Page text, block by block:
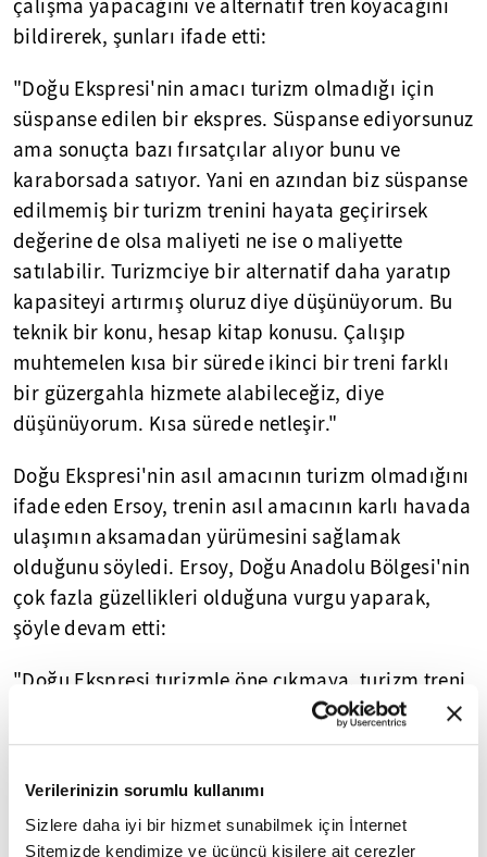
Verilerinizin sorumlu kullanımı
Sizlere daha iyi bir hizmet sunabilmek için İnternet
Sitemizde kendimize ve üçüncü kişilere ait çerezler
çalışma yapacağını ve alternatif tren koyacağını
bildirerek, şunları ifade etti:
"Doğu Ekspresi'nin amacı turizm olmadığı için
süspanse edilen bir ekspres. Süspanse ediyorsunuz
ama sonuçta bazı fırsatçılar alıyor bunu ve
karaborsada satıyor. Yani en azından biz süspanse
edilmemiş bir turizm trenini hayata geçirirsek
değerine de olsa maliyeti ne ise o maliyette
satılabilir. Turizmciye bir alternatif daha yaratıp
kapasiteyi artırmış oluruz diye düşünüyorum. Bu
teknik bir konu, hesap kitap konusu. Çalışıp
muhtemelen kısa bir sürede ikinci bir treni farklı
bir güzergahla hizmete alabileceğiz, diye
düşünüyorum. Kısa sürede netleşir."
Doğu Ekspresi'nin asıl amacının turizm olmadığını
ifade eden Ersoy, trenin asıl amacının karlı havada
ulaşımın aksamadan yürümesini sağlamak
olduğunu söyledi. Ersoy, Doğu Anadolu Bölgesi'nin
çok fazla güzellikleri olduğuna vurgu yaparak,
şöyle devam etti:
"Doğu Ekspresi turizmle öne çıkmaya, turizm treni
olmaya ve amacının dışında kullanılmaya başladı.
Biz de diyoruz ki o zaman amacına uygun bir tren
o trenle seyahatlerini gerçekleştirsinler. Hem Doğu
Ekspresi vazifesini görsün hem de yeni amacına